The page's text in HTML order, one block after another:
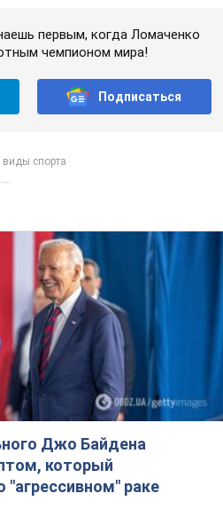
первым, когда Ломаченко
чемпионом мира!
Подписаться
виды спорта
Джо Байдена
который
"агрессивном" раке